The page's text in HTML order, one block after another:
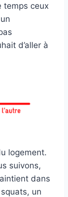
temps ceux
d’aller à
logement.
suivons,
dans
un